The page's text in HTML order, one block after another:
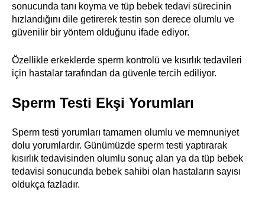
sonucunda tanı koyma ve tüp bebek tedavi sürecinin
hızlandığını dile getirerek testin son derece olumlu ve
güvenilir bir yöntem olduğunu ifade ediyor.
Özellikle erkeklerde sperm kontrolü ve kısırlık tedavileri
için hastalar tarafından da güvenle tercih ediliyor.
Sperm Testi Ekşi Yorumları
Sperm testi yorumları tamamen olumlu ve memnuniyet
dolu yorumlardır. Günümüzde sperm testi yaptırarak
kısırlık tedavisinden olumlu sonuç alan ya da tüp bebek
tedavisi sonucunda bebek sahibi olan hastaların sayısı
oldukça fazladır.